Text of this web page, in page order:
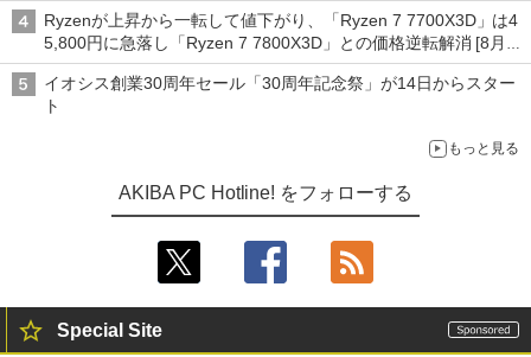
Ryzenが上昇から一転して値下がり、「Ryzen 7 7700X3D」は4
5,800円に急落し「Ryzen 7 7800X3D」との価格逆転解消 [8月前
半のCPU価格]
イオシス創業30周年セール「30周年記念祭」が14日からスター
ト
もっと見る
AKIBA PC Hotline! をフォローする
Special Site